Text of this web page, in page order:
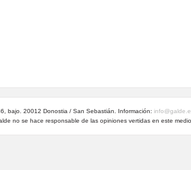
bajo. 20012 Donostia / San Sebastián. Información:
no se hace responsable de las opiniones vertidas en este